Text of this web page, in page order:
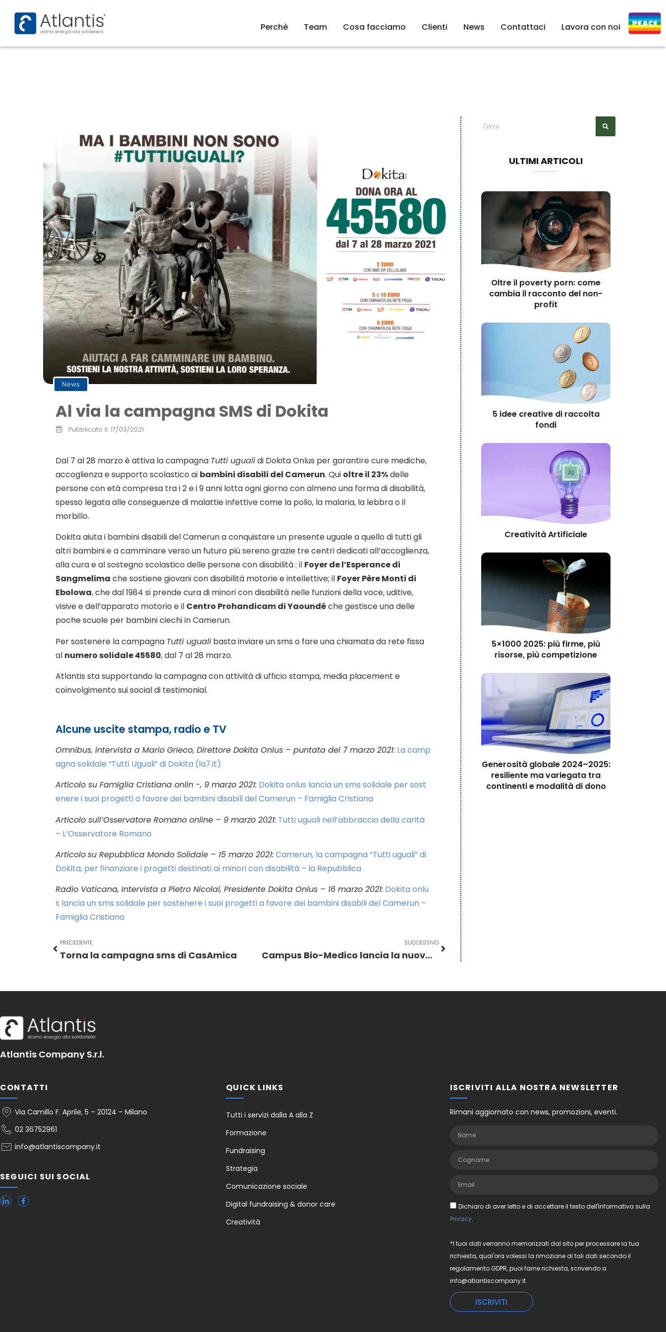
Perchè Team Cosa facciamo Clienti News Contattaci Lavora con noi
News
Al via la campagna SMS di Dokita
Pubblicato Il: 17/03/2021
Dal 7 al 28 marzo è attiva la campagna Tutti ugualidi Dokita Onlus per garantire cure mediche,
accoglienza e supporto scolastico ai bambini disabili del Camerun. Qui oltre il 23%delle
persone con età compresa tra i 2 e i 9 anni lotta ogni giorno con almeno una forma di disabilità,
spesso legata alle conseguenze di malattie infettive come la polio, la malaria, la lebbra o il
morbillo.
Dokita aiuta i bambini disabili del Camerun a conquistare un presente uguale a quello di tutti gli
altri bambini e a camminare verso un futuro più sereno grazie tre centri dedicati all’accoglienza,
alla cura e al sostegno scolastico delle persone con disabilità : il Foyer de l’Esperance di
Sangmelima che sostiene giovani con disabilità motorie e intellettive; il Foyer Père Monti di
Ebolowa, che dal 1984 si prende cura di minori con disabilità nelle funzioni della voce, uditive,
visive e dell’apparato motorio e il Centro Prohandicam di Yaoundéche gestisce una delle
poche scuole per bambini ciechi in Camerun.
Per sostenere la campagna Tutti uguali basta inviare un sms o fare una chiamata da rete fissa
al numero solidale 45580, dal 7 al 28 marzo.
Atlantis sta supportando la campagna con attività di ufficio stampa, media placement e
coinvolgimento sui social di testimonial.
Alcune uscite stampa, radio e TV
Omnibus, intervista a Mario Grieco, Direttore Dokita Onlus – puntata del 7 marzo 2021: La camp
agnasolidale “Tutti Uguali” di Dokita (la7.it)
Articolo su Famiglia Cristiana onlin -, 9 marzo 2021: Dokita onlus lancia un sms solidale per sost
enere i suoi progetti a favore dei bambini disabili del Camerun – Famiglia Cristiana
Articolo sull’Osservatore Romano online – 9 marzo 2021: Tutti uguali nell’abbraccio della carità
– L’Osservatore Romano
Articolosu Repubblica Mondo Solidale – 15 marzo 2021: Camerun, la campagna “Tutti uguali” di
Dokita, per finanziare i progetti destinati ai minori con disabilità – la Repubblica
Radio Vaticana, Intervista a Pietro Nicolai, Presidente Dokita Onlus – 16 marzo 2021: Dokita onlu
s lancia un sms solidale per sostenere i suoi progetti a favore dei bambini disabili del Camerun –
Famiglia Cristiana
PRECEDENTE
Torna la campagna sms di CasAmica
SUCCESSIVO
Campus Bio-Medico lancia la nuova campagna lasciti
ULTIMI ARTICOLI
Oltre il poverty porn: come
cambia il racconto del non-
profit
5 idee creative di raccolta
fondi
Creatività Artificiale
5×1000 2025: più firme, più
risorse, più competizione
Generosità globale 2024–2025:
resiliente ma variegata tra
continenti e modalità di dono
Atlantis Company S.r.l.
CONTATTI
Via Camillo F. Aprile, 5 – 20124 – Milano
02 36752961
info@atlantiscompany.it
SEGUICI SUI SOCIAL
QUICK LINKS
Tutti i servizi dalla A alla Z
Formazione
Fundraising
Strategia
Comunicazione sociale
Digital fundraising & donor care
Creatività
ISCRIVITI ALLA NOSTRA NEWSLETTER
Rimani aggiornato con news, promozioni, eventi.
Dichiaro di aver letto e di accettare il testo dell'Informativa sulla
Privacy.
*I tuoi dati verranno memorizzati dal sito per processare la tua
richiesta, qual'ora volessi la rimozione di tali dati secondo il
regolamento GDPR, puoi farne richiesta, scrivendo a
info@atlantiscompany.it.
ISCRIVITI